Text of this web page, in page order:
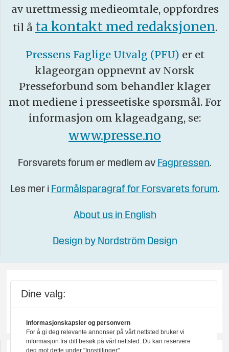
av urettmessig medieomtale, oppfordres
til å ta kontakt med redaksjonen.
Pressens Faglige Utvalg (PFU) er et
klageorgan oppnevnt av Norsk
Presseforbund som behandler klager
mot mediene i presseetiske spørsmål. For
informasjon om klageadgang, se:
www.presse.no
Forsvarets forum er medlem av Fagpressen.
Les mer i Formålsparagraf for Forsvarets forum.
About us in English
Design by Nordström Design
Dine valg:
Informasjonskapsler og personvern
For å gi deg relevante annonser på vårt nettsted bruker vi
informasjon fra ditt besøk på vårt nettsted. Du kan reservere
deg mot dette under "Innstillinger".